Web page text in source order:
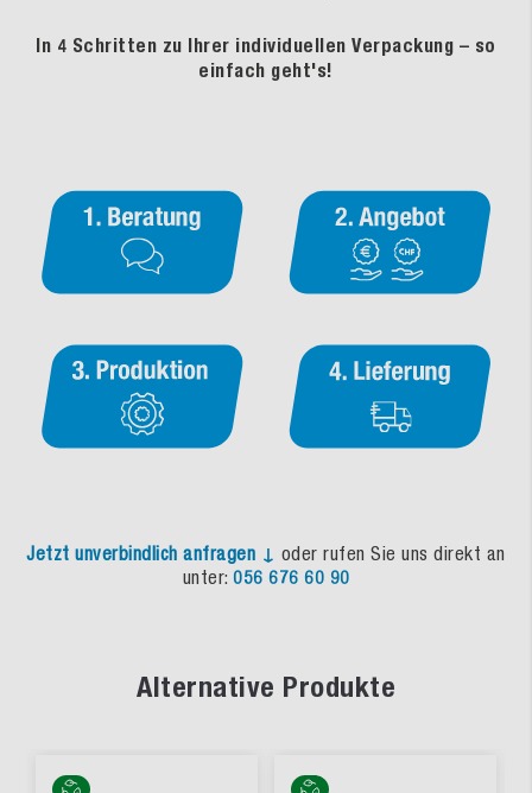
In 4 Schritten zu Ihrer individuellen Verpackung – so
einfach geht's!
Jetzt unverbindlich anfragen ↓ oder rufen Sie uns direkt an
unter: 056 676 60 90
Alternative Produkte